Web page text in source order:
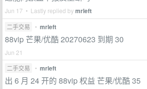
Jun 17 • Lastly replied bymrleft
二手交易 • mrleft
88vip 芒果/优酷 20270623 到期 30
Jun 21
二手交易
• mrleft
出 6 月 24 开的 88vip 权益 芒果/优酷 35